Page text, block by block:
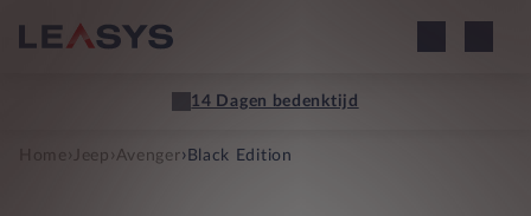
14 Dagen bedenktijd
Home Jeep › Avenger› Black Edition